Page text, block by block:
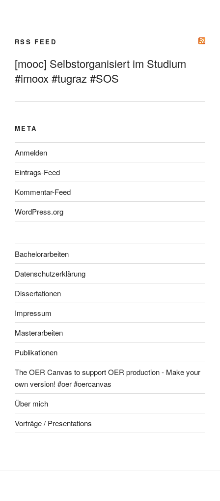
RSS FEED
[mooc] Selbstorganisiert im Studium
#imoox #tugraz #SOS
META
Anmelden
Eintrags-Feed
Kommentar-Feed
WordPress.org
Bachelorarbeiten
Datenschutzerklärung
Dissertationen
Impressum
Masterarbeiten
Publikationen
The OER Canvas to support OER production - Make your
own version! #oer #oercanvas
Über mich
Vorträge / Presentations